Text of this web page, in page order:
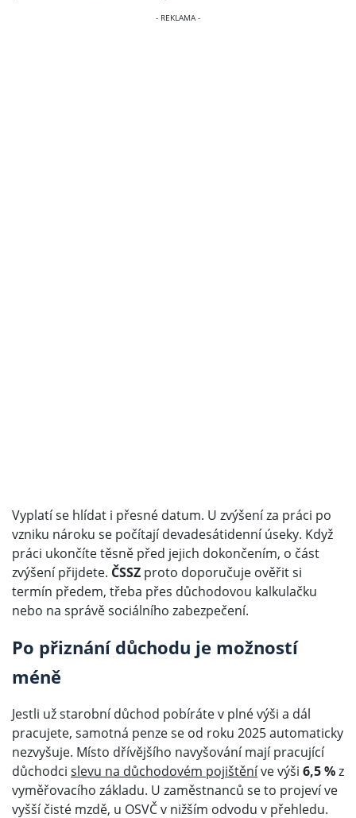
Vyplatí se hlídat i přesné datum. U zvýšení za práci po
vzniku nároku se počítají devadesátidenní úseky. Když
práci ukončíte těsně před jejich dokončením, o část
zvýšení přijdete. ČSSZ proto doporučuje ověřit si
termín předem, třeba přes důchodovou kalkulačku
nebo na správě sociálního zabezpečení.
Po přiznání důchodu je možností
méně
Jestli už starobní důchod pobíráte v plné výši a dál
pracujete, samotná penze se od roku 2025 automaticky
nezvyšuje. Místo dřívějšího navyšování mají pracující
důchodci slevu na důchodovém pojištěníve výši 6,5 %z
vyměřovacího základu. U zaměstnanců se to projeví ve
vyšší čisté mzdě, u OSVČ v nižším odvodu v přehledu.